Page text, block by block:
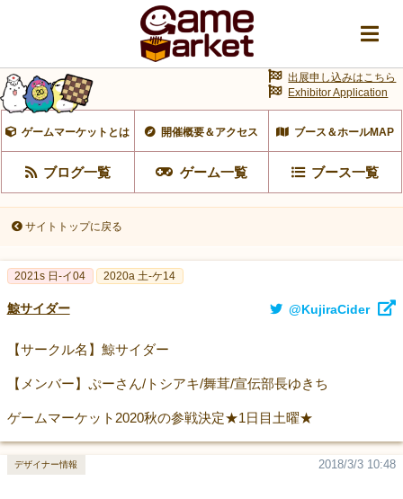
ゲームマーケットとは 開催概要＆アクセス ブース＆ホールMAP
ブログ一覧 ゲーム一覧 ブース一覧
出展申し込みはこちら
Exhibitor Application
サイトトップに戻る
2021s 日-イ04 2020a 土-ケ14
鯨サイダー @KujiraCider
【サークル名】鯨サイダー
【メンバー】ぷーさん/トシアキ/舞茸/宣伝部長ゆきち
ゲームマーケット2020秋の参戦決定★1日目土曜★
2018/3/3 10:48
デザイナー情報